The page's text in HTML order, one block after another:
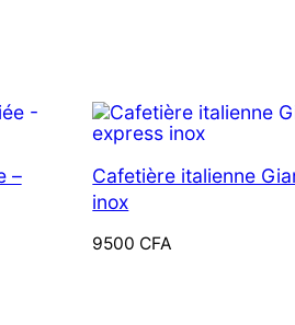
–
Cafetière italienne
inox
9500 CFA